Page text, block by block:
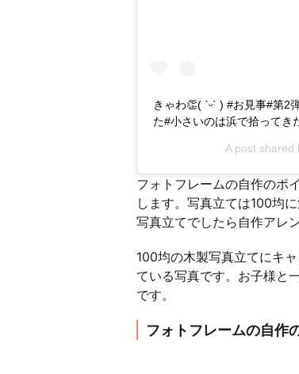
きゃわ👏( ˊᵕˋ ) #お見事#第
た#小さいのは浜で拾ってき
A post shared
フォトフレームの自作のポ
します。写真立ては100均
写真立てでしたら自作アレ
100均の木製写真立てにキ
ている写真です。お子様と
です。
フォトフレームの自